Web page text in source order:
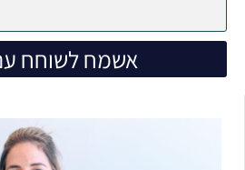
אשמח לשוחח